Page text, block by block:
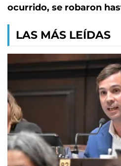
ocurrido, se robaron
LAS MÁS LEÍDAS